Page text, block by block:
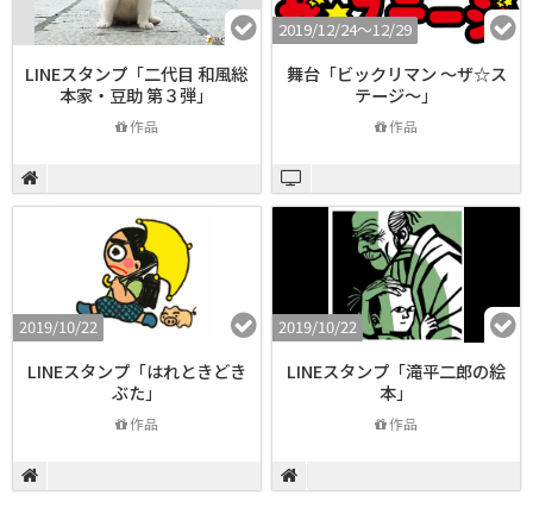
LINEスタンプ「二代目 和風総
本家・豆助 第３弾」
作品
2019/12/24〜12/29
舞台「ビックリマン 〜ザ☆ス
テージ〜」
作品
2019/10/22
LINEスタンプ「はれときどき
ぶた」
作品
2019/10/22
LINEスタンプ「滝平二郎の絵
本」
作品